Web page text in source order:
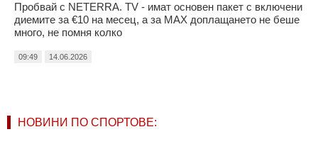
Пробвай с NETERRA. TV - имат основен пакет с включени
диемите за €10 на месец, а за MAX доплащането не беше
много, не помня колко
09:49 14.06.2026
НОВИНИ ПО СПОРТОВЕ: